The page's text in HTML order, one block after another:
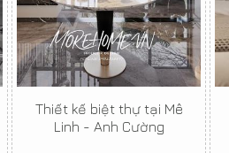
Thiết kế biệt thự tại Mê
Linh - Anh Cường